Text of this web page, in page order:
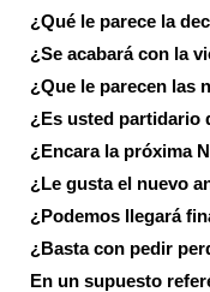
¿Qué le parece la
¿Se acabará con la
¿Que le parecen las
¿Es usted partidario
¿Encara la próxima
¿Le gusta el nuevo
¿Podemos llegará
¿Basta con pedir
En un supuesto